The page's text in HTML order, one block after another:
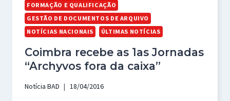
FORMAÇÃO E QUALIFICAÇÃO
GESTÃO DE DOCUMENTOS DE ARQUIVO
NOTÍCIAS NACIONAIS
ÚLTIMAS NOTÍCIAS
Coimbra recebe as 1as Jornadas
“Archyvos fora da caixa”
Notícia BAD 18/04/2016